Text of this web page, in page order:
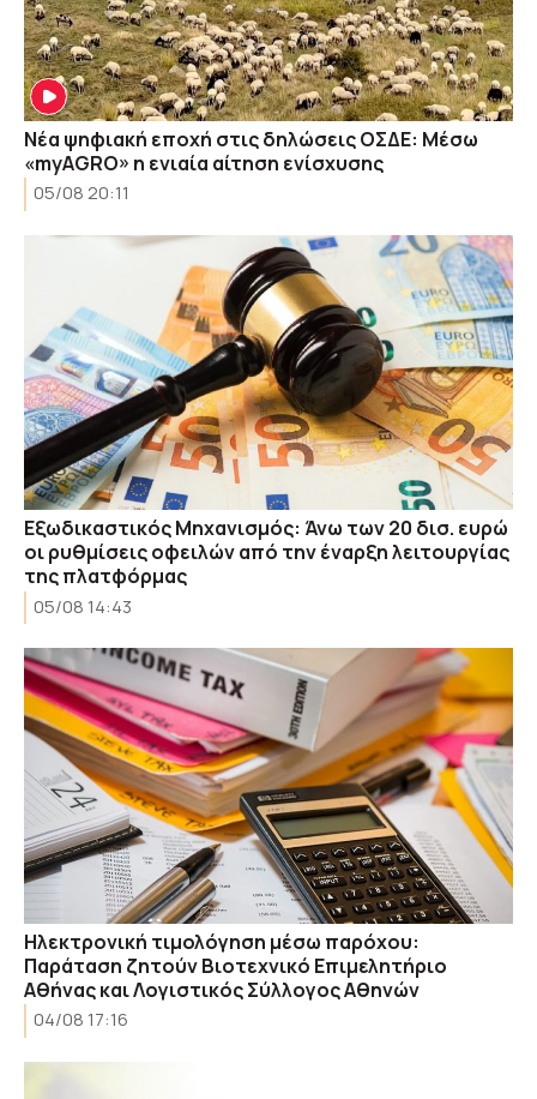
Νέα ψηφιακή εποχή στις δηλώσεις ΟΣΔΕ: Μέσω
«myAGRO» η ενιαία αίτηση ενίσχυσης
05/08 20:11
Εξωδικαστικός Μηχανισμός: Άνω των 20 δισ. ευρώ
οι ρυθμίσεις οφειλών από την έναρξη λειτουργίας
της πλατφόρμας
05/08 14:43
Ηλεκτρονική τιμολόγηση μέσω παρόχου:
Παράταση ζητούν Βιοτεχνικό Επιμελητήριο
Αθήνας και Λογιστικός Σύλλογος Αθηνών
04/08 17:16